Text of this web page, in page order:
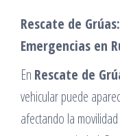
Rescate de
Emergencias en
En Rescate de
vehicular puede
afectando la